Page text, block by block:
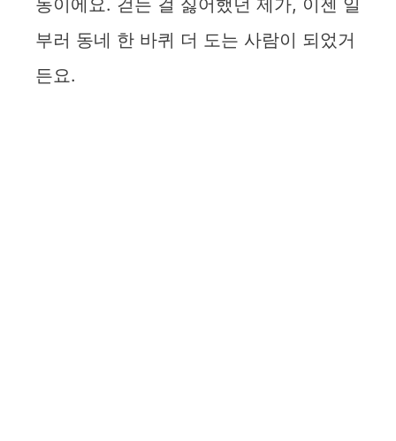
동이에요. 걷는 걸 싫어했던 제가, 이젠 일
부러 동네 한 바퀴 더 도는 사람이 되었거
든요.